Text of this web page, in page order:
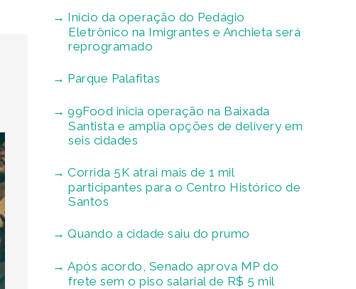
Início da operação do Pedágio
Eletrônico na Imigrantes e Anchieta será
reprogramado
Parque Palafitas
99Food inicia operação na Baixada
Santista e amplia opções de delivery em
seis cidades
Corrida 5K atrai mais de 1 mil
participantes para o Centro Histórico de
Santos
Quando a cidade saiu do prumo
Após acordo, Senado aprova MP do
frete sem o piso salarial de R$ 5 mil